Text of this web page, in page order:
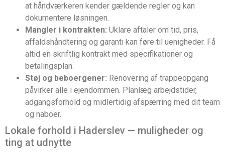
at håndværkeren kender gældende regler og kan
dokumentere løsningen.
Mangler i kontrakten: Uklare aftaler om tid, pris,
affaldshåndtering og garanti kan føre til uenigheder. Få
altid en skriftlig kontrakt med specifikationer og
betalingsplan.
Støj og beboergener: Renovering af trappeopgang
påvirker alle i ejendommen. Planlæg arbejdstider,
adgangsforhold og midlertidig afspærring med dit team
og naboer.
Lokale forhold i Haderslev — muligheder og
ting at udnytte